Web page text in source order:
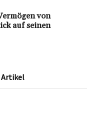
von
auf seinen
Artikel